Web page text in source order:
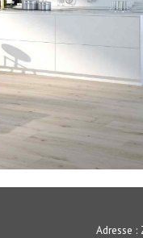
Adresse :